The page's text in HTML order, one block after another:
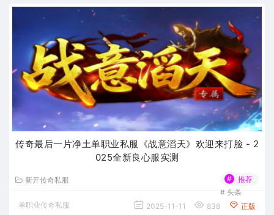
传奇最后一片净土单职业私服《战意滔天》欢迎来打脸 - 2
025全新良心服实测
新开传奇私服 #
推荐
# 头条
单职业传奇私服
2025-11-11 838 正版